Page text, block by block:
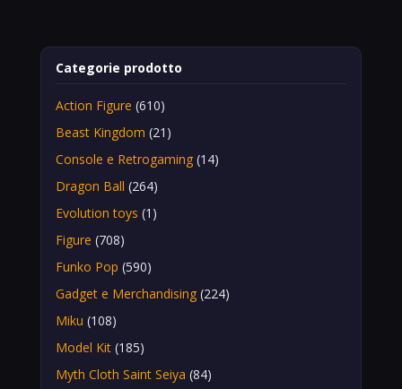
Categorie prodotto
Action Figure (610)
Beast Kingdom (21)
Console e Retrogaming (14)
Dragon Ball (264)
Evolution toys (1)
Figure (708)
Funko Pop (590)
Gadget e Merchandising (224)
Miku (108)
Model Kit (185)
Myth Cloth Saint Seiya (84)